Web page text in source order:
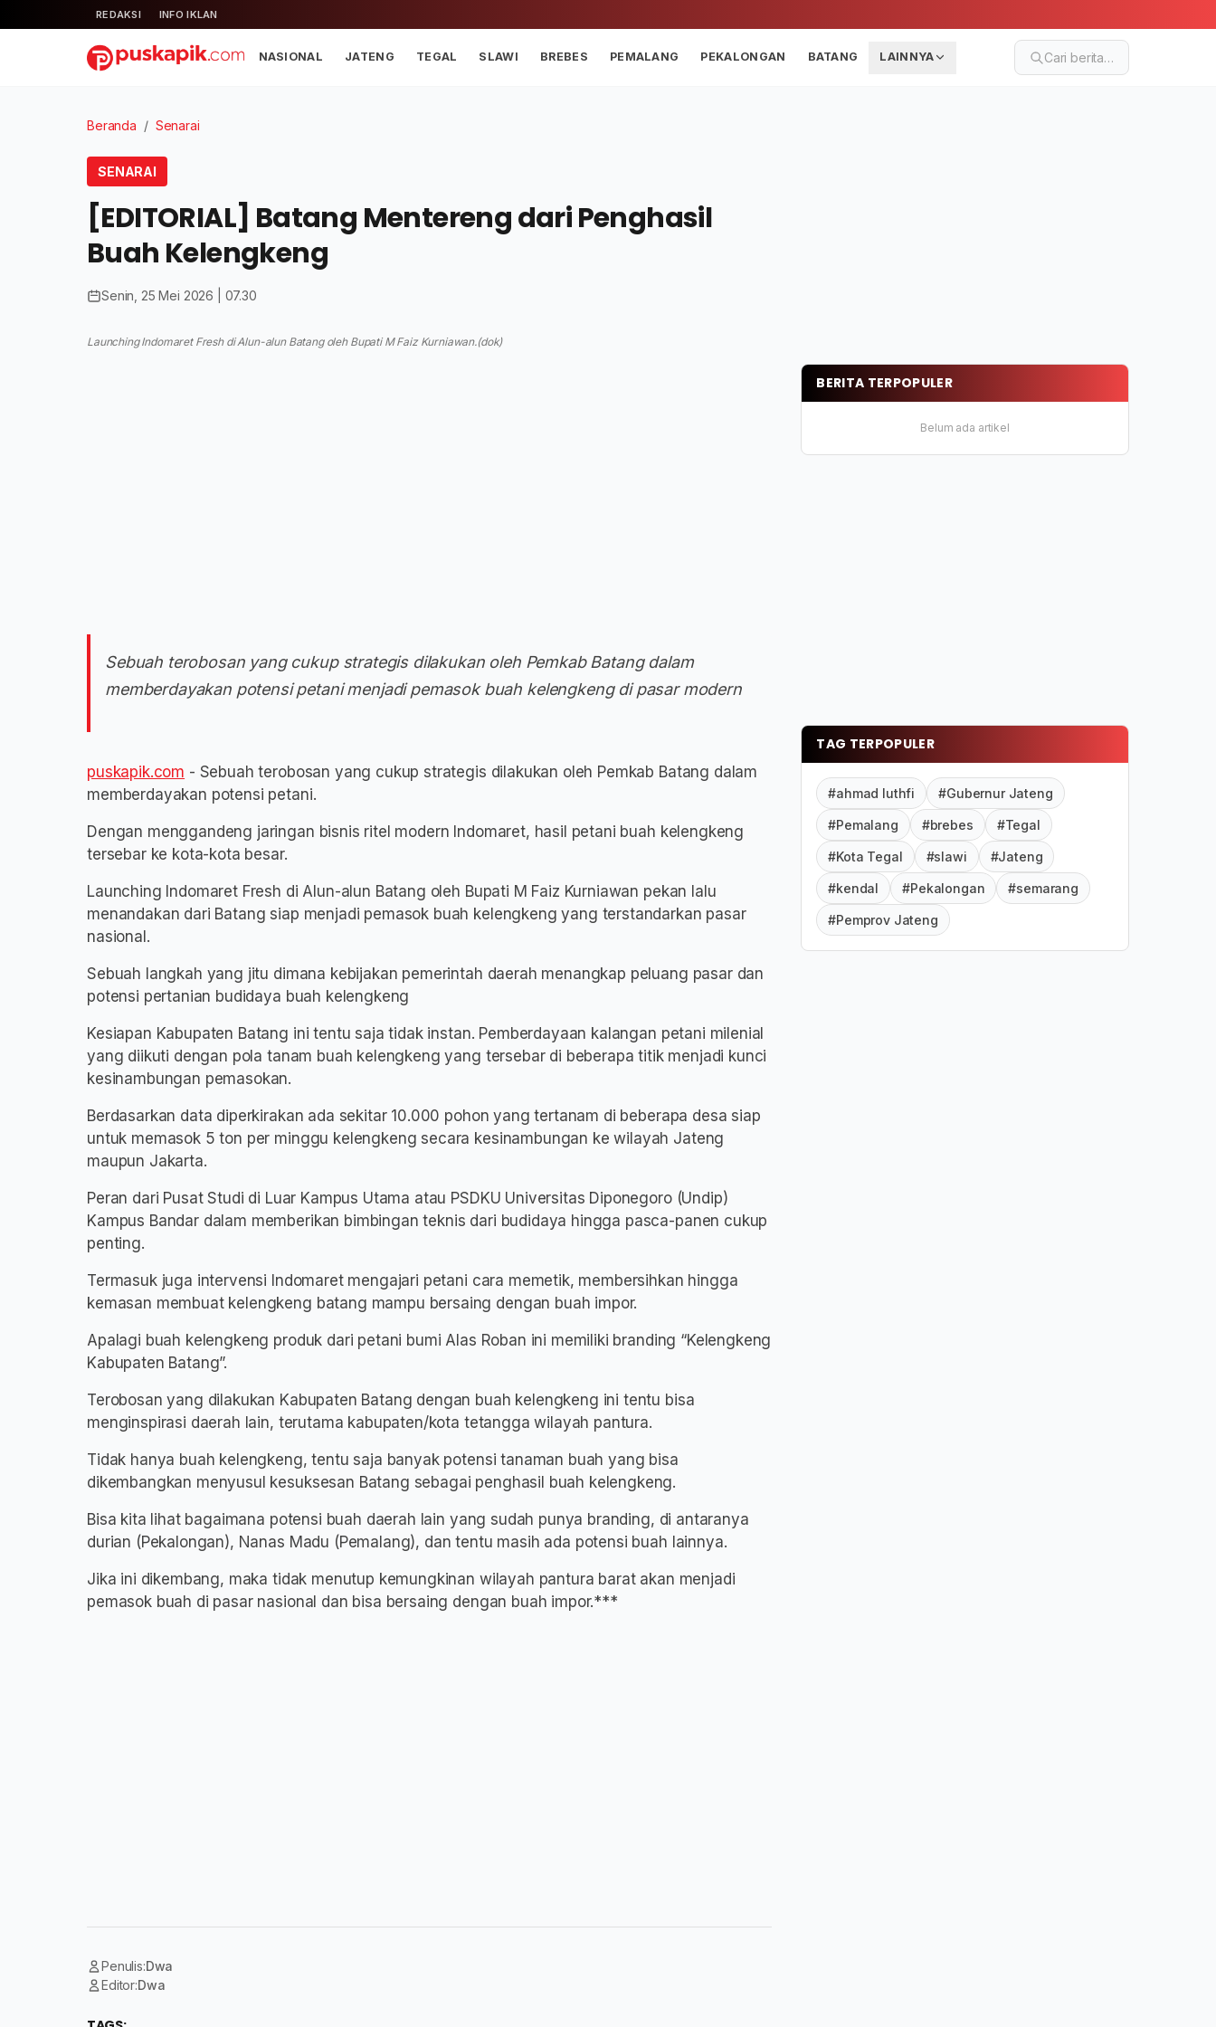
REDAKSI INFO IKLAN
NASIONAL JATENG TEGAL SLAWI BREBES PEMALANG PEKALONGAN BATANG LAINNYA Cari berita…
Beranda / Senarai
SENARAI
[EDITORIAL] Batang Mentereng dari Penghasil
Buah Kelengkeng
Senin, 25 Mei 2026 | 07.30
Launching Indomaret Fresh di Alun-alun Batang oleh Bupati M Faiz Kurniawan.(dok)
Sebuah terobosan yang cukup strategis dilakukan oleh Pemkab Batang dalam
memberdayakan potensi petani menjadi pemasok buah kelengkeng di pasar modern
puskapik.com - Sebuah terobosan yang cukup strategis dilakukan oleh Pemkab Batang dalam
memberdayakan potensi petani.
Dengan menggandeng jaringan bisnis ritel modern Indomaret, hasil petani buah kelengkeng
tersebar ke kota-kota besar.
Launching Indomaret Fresh di Alun-alun Batang oleh Bupati M Faiz Kurniawan pekan lalu
menandakan dari Batang siap menjadi pemasok buah kelengkeng yang terstandarkan pasar
nasional.
Sebuah langkah yang jitu dimana kebijakan pemerintah daerah menangkap peluang pasar dan
potensi pertanian budidaya buah kelengkeng
Kesiapan Kabupaten Batang ini tentu saja tidak instan. Pemberdayaan kalangan petani milenial
yang diikuti dengan pola tanam buah kelengkeng yang tersebar di beberapa titik menjadi kunci
kesinambungan pemasokan.
Berdasarkan data diperkirakan ada sekitar 10.000 pohon yang tertanam di beberapa desa siap
untuk memasok 5 ton per minggu kelengkeng secara kesinambungan ke wilayah Jateng
maupun Jakarta.
Peran dari Pusat Studi di Luar Kampus Utama atau PSDKU Universitas Diponegoro (Undip)
Kampus Bandar dalam memberikan bimbingan teknis dari budidaya hingga pasca-panen cukup
penting.
Termasuk juga intervensi Indomaret mengajari petani cara memetik, membersihkan hingga
kemasan membuat kelengkeng batang mampu bersaing dengan buah impor.
Apalagi buah kelengkeng produk dari petani bumi Alas Roban ini memiliki branding “Kelengkeng
Kabupaten Batang”.
Terobosan yang dilakukan Kabupaten Batang dengan buah kelengkeng ini tentu bisa
menginspirasi daerah lain, terutama kabupaten/kota tetangga wilayah pantura.
Tidak hanya buah kelengkeng, tentu saja banyak potensi tanaman buah yang bisa
dikembangkan menyusul kesuksesan Batang sebagai penghasil buah kelengkeng.
Bisa kita lihat bagaimana potensi buah daerah lain yang sudah punya branding, di antaranya
durian (Pekalongan), Nanas Madu (Pemalang), dan tentu masih ada potensi buah lainnya.
Jika ini dikembang, maka tidak menutup kemungkinan wilayah pantura barat akan menjadi
pemasok buah di pasar nasional dan bisa bersaing dengan buah impor.***
Penulis:Dwa
Editor:Dwa
BERITA TERPOPULER
Belum ada artikel
TAG TERPOPULER
#ahmad luthfi #Gubernur Jateng
#Pemalang #brebes #Tegal
#Kota Tegal #slawi #Jateng
#kendal #Pekalongan #semarang
#Pemprov Jateng